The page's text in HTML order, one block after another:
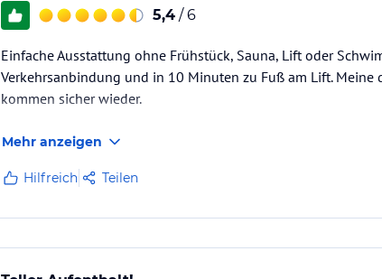
5,4 / 6
Einfache Ausstattung ohne Frühstück, Sauna, Lift oder
Verkehrsanbindung und in 10 Minuten zu Fuß am Lift.
kommen sicher wieder.
Mehr anzeigen
Hilfreich Teilen